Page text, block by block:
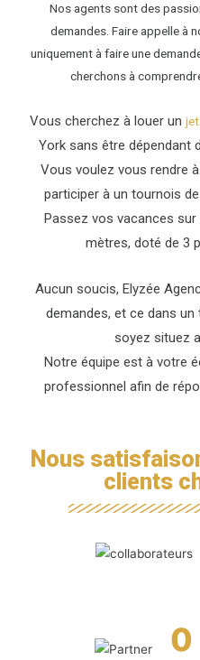
Nos agents sont des
demandes. Faire appelle à
uniquement à faire une
cherchons à
Vous cherchez à louer un
York sans être dépendant
Vous voulez vous rendre
participer à un tournois
Passez vos vacances sur
mètres, doté de 3
Aucun soucis, Elyzée
demandes, et ce dans
soyez situez
Notre équipe est à votre
professionnel afin de
Nous
clients
0